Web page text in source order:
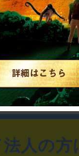
わせ
お客様
ット
人の方